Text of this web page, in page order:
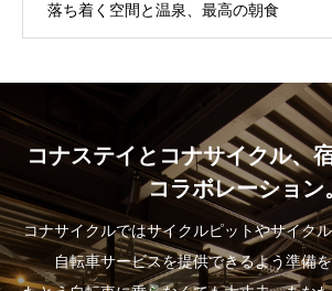
落ち着く空間と温泉、最高の朝食
コナステイとコナサイクル、
コラボレーション
コナサイクルではサイクルピットやサイク
自転車サービスを提供できるよう準備